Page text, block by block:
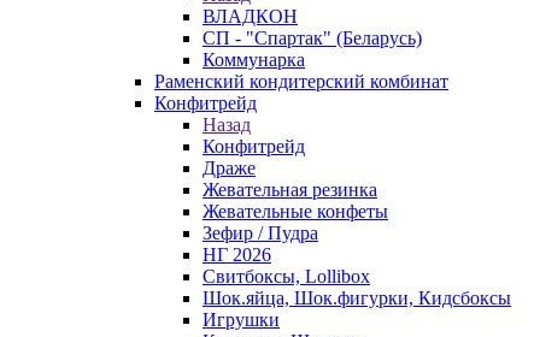
ВЛАДКОН
СП - "Спартак" (Беларусь)
Коммунарка
Раменский кондитерский комбинат
Конфитрейд
Назад
Конфитрейд
Драже
Жевательная резинка
Жевательные конфеты
Зефир / Пудра
НГ 2026
Свитбоксы, Lollibox
Шок.яйца, Шок.фигурки, Кидсбоксы
Игрушки